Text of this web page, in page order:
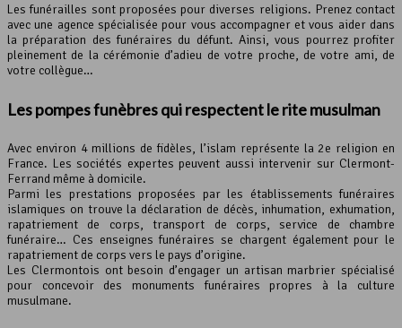
Les funérailles sont proposées pour diverses religions. Prenez contact
avec une agence spécialisée pour vous accompagner et vous aider dans
la préparation des funéraires du défunt. Ainsi, vous pourrez profiter
pleinement de la cérémonie d’adieu de votre proche, de votre ami, de
votre collègue…
Les pompes funèbres qui respectent le rite musulman
Avec environ 4 millions de fidèles, l’islam représente la 2e religion en
France. Les sociétés expertes peuvent aussi intervenir sur Clermont-
Ferrand même à domicile.
Parmi les prestations proposées par les établissements funéraires
islamiques on trouve la déclaration de décès, inhumation, exhumation,
rapatriement de corps, transport de corps, service de chambre
funéraire… Ces enseignes funéraires se chargent également pour le
rapatriement de corps vers le pays d’origine.
Les Clermontois ont besoin d’engager un artisan marbrier spécialisé
pour concevoir des monuments funéraires propres à la culture
musulmane.